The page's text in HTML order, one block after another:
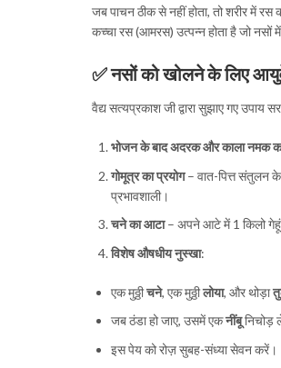
जब पाचन ठीक से नहीं होता, तो शरीर में
कच्चा रस (आमरस) उत्पन्न होता है जो
✅नसों को खोलने के लिए
वैद्य सत्यप्रकाश जी द्वारा सुझाए गए उपाय
भोजन के बाद अदरक और काला नमक
गोमूत्र का प्रयोग– वात-पित्त संतुलन
प्रभावशाली।
चने का आटा– अपने आटे में 1 किलो गेहूं
विशेष औषधीय नुस्खा:
एक मुठ्ठीचने, एक मुठ्ठीलोया, और थोड़ा
जब ठंडा हो जाए, उसमें एकनींबूनिचोड़
इस पेय को रोज़ सुबह-संध्या सेवन करें।